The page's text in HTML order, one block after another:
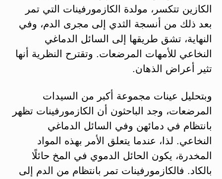
الكازين تتكسر، مولدة الكازمورفينات التي تمر
بعد ذلك من أنسجة الثدي إلى مجرى الدم، وفي
النهاية، تشق طريقها إلى السائل الدماغي
النخاعي للأمهات المرضعات. وتقترح النظرية أنها
تثير أعراض الذهان.
وبتحليل عينات مجموعة أكبر من السيدات
المرضعات، وجد الباحثون أن الكازمورفينات تظهر
بانتظام في دمائهن وفي السائل الدماغي
النخاعي. لذا، عندما يتعلق الأمر بهذه المواد
المخدرة، يكون الحائل الدموي في المخ حائلًا
بالكاد. فالكازمورفينات تمر بانتظام من الدم إلى